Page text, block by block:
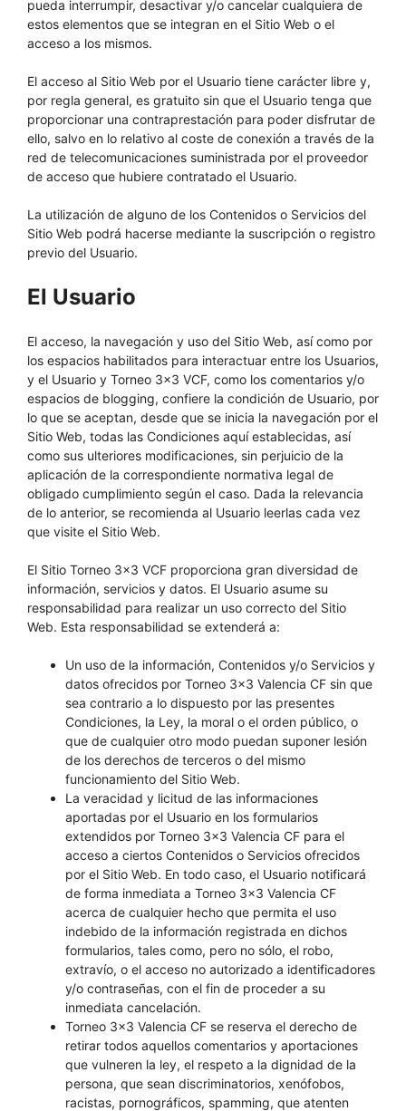
pueda interrumpir, desactivar y/o cancelar cualquiera de
estos elementos que se integran en el Sitio Web o el
acceso a los mismos.
El acceso al Sitio Web por el Usuario tiene carácter libre y,
por regla general, es gratuito sin que el Usuario tenga que
proporcionar una contraprestación para poder disfrutar de
ello, salvo en lo relativo al coste de conexión a través de la
red de telecomunicaciones suministrada por el proveedor
de acceso que hubiere contratado el Usuario.
La utilización de alguno de los Contenidos o Servicios del
Sitio Web podrá hacerse mediante la suscripción o registro
previo del Usuario.
El Usuario
El acceso, la navegación y uso del Sitio Web, así como por
los espacios habilitados para interactuar entre los Usuarios,
y el Usuario y Torneo 3×3 VCF, como los comentarios y/o
espacios de blogging, confiere la condición de Usuario, por
lo que se aceptan, desde que se inicia la navegación por el
Sitio Web, todas las Condiciones aquí establecidas, así
como sus ulteriores modificaciones, sin perjuicio de la
aplicación de la correspondiente normativa legal de
obligado cumplimiento según el caso. Dada la relevancia
de lo anterior, se recomienda al Usuario leerlas cada vez
que visite el Sitio Web.
El Sitio Torneo 3×3 VCF proporciona gran diversidad de
información, servicios y datos. El Usuario asume su
responsabilidad para realizar un uso correcto del Sitio
Web. Esta responsabilidad se extenderá a:
Un uso de la información, Contenidos y/o Servicios y
datos ofrecidos por Torneo 3×3 Valencia CF sin que
sea contrario a lo dispuesto por las presentes
Condiciones, la Ley, la moral o el orden público, o
que de cualquier otro modo puedan suponer lesión
de los derechos de terceros o del mismo
funcionamiento del Sitio Web.
La veracidad y licitud de las informaciones
aportadas por el Usuario en los formularios
extendidos por Torneo 3×3 Valencia CF para el
acceso a ciertos Contenidos o Servicios ofrecidos
por el Sitio Web. En todo caso, el Usuario notificará
de forma inmediata a Torneo 3×3 Valencia CF
acerca de cualquier hecho que permita el uso
indebido de la información registrada en dichos
formularios, tales como, pero no sólo, el robo,
extravío, o el acceso no autorizado a identificadores
y/o contraseñas, con el fin de proceder a su
inmediata cancelación.
Torneo 3×3 Valencia CF se reserva el derecho de
retirar todos aquellos comentarios y aportaciones
que vulneren la ley, el respeto a la dignidad de la
persona, que sean discriminatorios, xenófobos,
racistas, pornográficos, spamming, que atenten